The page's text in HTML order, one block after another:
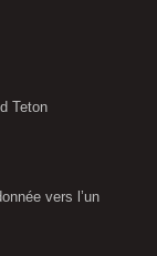
Teton
vers l’un